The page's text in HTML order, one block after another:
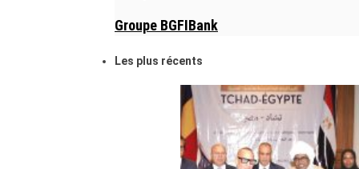
Groupe BGFIBank
Les plus récents